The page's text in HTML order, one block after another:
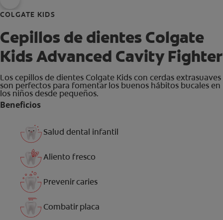
COLGATE KIDS
Cepillos de dientes Colgate
Kids Advanced Cavity Fighter
Los cepillos de dientes Colgate Kids con cerdas extrasuaves
son perfectos para fomentar los buenos hábitos bucales en
los niños desde pequeños.
Beneficios
Salud dental infantil
Aliento fresco
Prevenir caries
Combatir placa